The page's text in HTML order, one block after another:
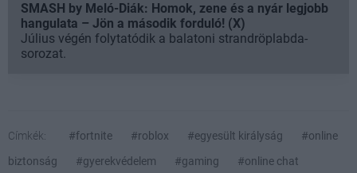
SMASH by Meló-Diák: Homok, zene és a nyár legjobb
hangulata – Jön a második forduló! (X)
Július végén folytatódik a balatoni strandröplabda-
sorozat.
Címkék: #fortnite #roblox #egyesült királyság
#online
biztonság
#gyerekvédelem #gaming #online chat